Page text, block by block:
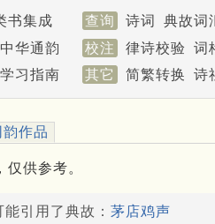
书集成 查询 诗词 典故词
中华通韵 校注 律诗校验 词
学习指南 其它 简繁转换 诗
韵作品
供参考。
引用了典故： 茅店鸡声